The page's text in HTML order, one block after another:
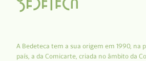
A Bedeteca tem a sua origem em 1990, na
país, a da Comicarte, criada no âmbito da